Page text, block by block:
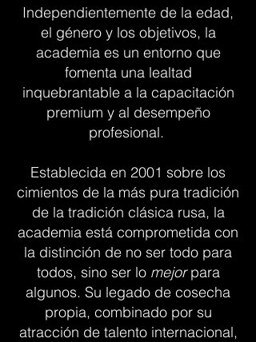
Independientemente de la edad,
el género y los objetivos, la
academia es un entorno que
fomenta una lealtad
inquebrantable a la capacitación
premium y al desempeño
profesional.
Establecida en 2001 sobre los
cimientos de la más pura tradición
de la tradición clásica rusa, la
academia está comprometida con
la distinción de no ser todo para
todos, sino ser lo mejorpara
algunos. Su legado de cosecha
propia, combinado por su
atracción de talento internacional,